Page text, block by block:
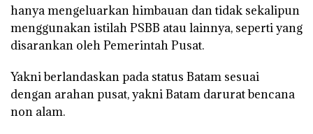
hanya mengeluarkan himbauan dan tidak sekalipun
menggunakan istilah PSBB atau lainnya, seperti yang
disarankan oleh Pemerintah Pusat.
Yakni berlandaskan pada status Batam sesuai
dengan arahan pusat, yakni Batam darurat bencana
non alam.